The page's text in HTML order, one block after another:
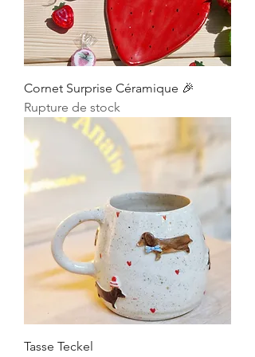
Cornet Surprise Céramique 🎉
Rupture de stock
Tasse Teckel